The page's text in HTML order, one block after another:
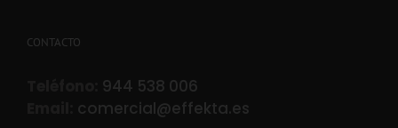
CONTACTO
944 538 006
comercial@effekta.es